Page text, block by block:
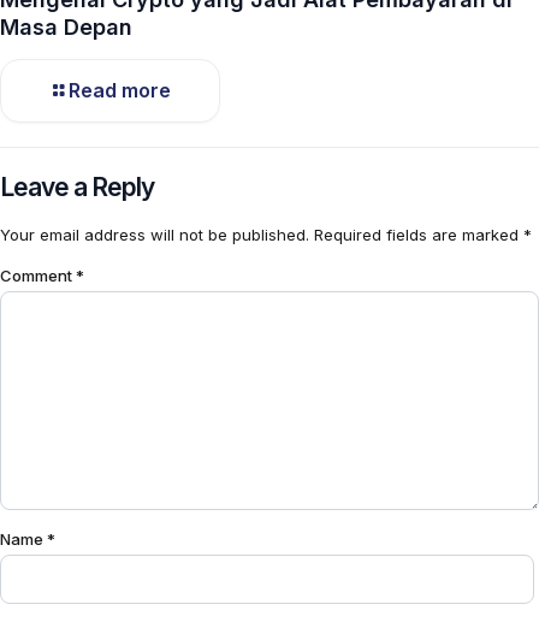
Masa Depan
Read more
Leave a Reply
Your email address will not be published. Required fields are marked *
Comment*
Name *